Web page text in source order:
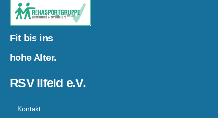
Fit bis ins
hohe Alter.
RSV Ilfeld e.V.
Kontakt